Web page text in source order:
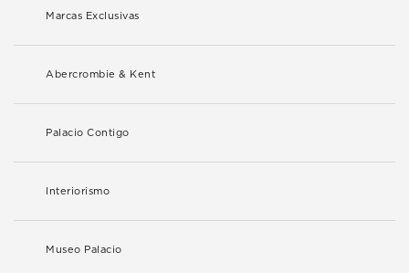
Marcas Exclusivas
Abercrombie & Kent
Palacio Contigo
Interiorismo
Museo Palacio